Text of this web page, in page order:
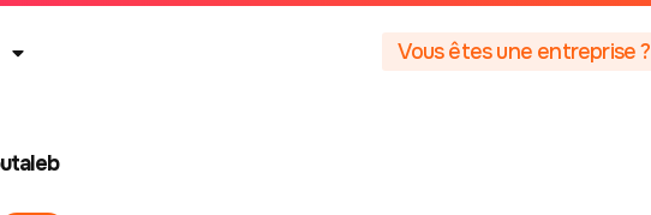
Vous êtes une entreprise ?